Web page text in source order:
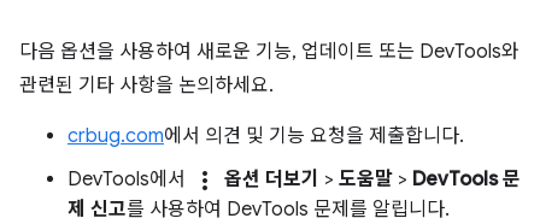
다음 옵션을 사용하여 새로운 기능, 업데이트 또는 DevTools와
관련된 기타 사항을 논의하세요.
crbug.com에서 의견 및 기능 요청을 제출합니다.
DevTools에서
more_vert 옵션 더보기 > 도움말 > DevTools 문
제 신고를 사용하여 DevTools 문제를 알립니다.